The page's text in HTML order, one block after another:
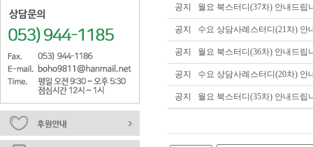
공지 월요 북스터디(37차) 안내드립
공지 수요 상담사례스터디(21차) 안
공지 월요 북스터디(36차) 안내드립
공지 수요 상담사례스터디(20차) 안
공지 월요 북스터디(35차) 안내드립